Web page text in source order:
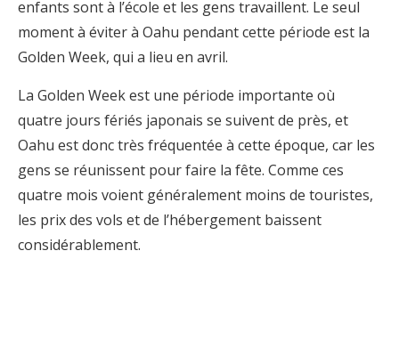
enfants sont à l’école et les gens travaillent. Le seul
moment à éviter à Oahu pendant cette période est la
Golden Week, qui a lieu en avril.
La Golden Week est une période importante où
quatre jours fériés japonais se suivent de près, et
Oahu est donc très fréquentée à cette époque, car les
gens se réunissent pour faire la fête. Comme ces
quatre mois voient généralement moins de touristes,
les prix des vols et de l’hébergement baissent
considérablement.